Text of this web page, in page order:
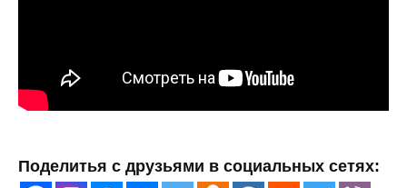
Поделитья с друзьями в социальных сетях: